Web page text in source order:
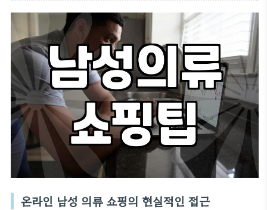
온라인 남성 의류 쇼핑의 현실적인 접근